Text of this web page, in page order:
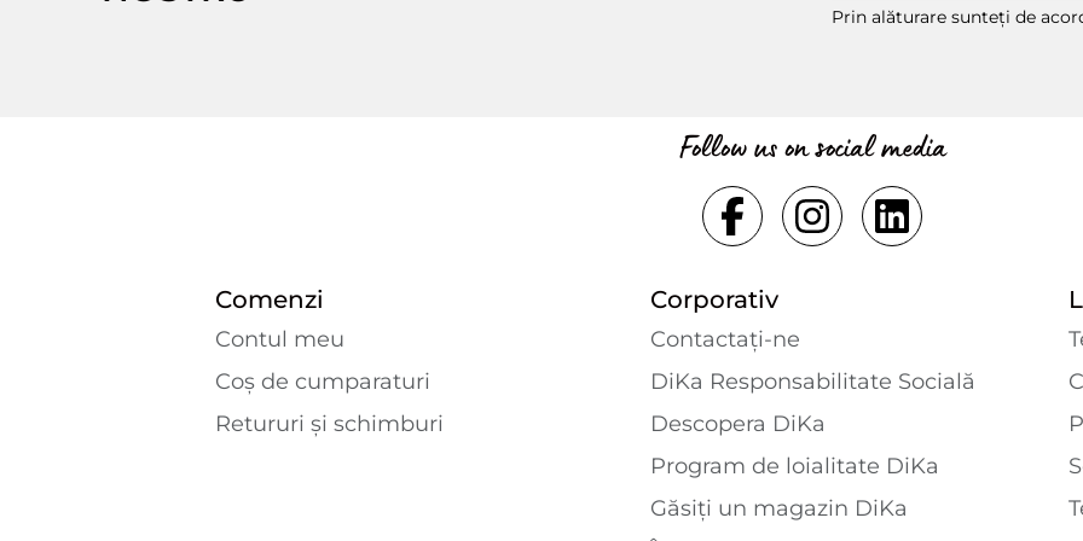
Prin alăturare sunteți de
Follow us on social media
Comenzi
Contul meu
Coș de cumparaturi
Retururi și schimburi
Corporativ
Contactaţi-ne
DiKa Responsabilitate Socială
Descopera DiKa
Program de loialitate DiKa
Găsiți un magazin DiKa